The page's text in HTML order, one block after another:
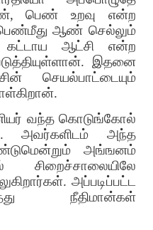
பெண் உறவு என்ற
பெண்மீது ஆண் செல்லும்
கட்டாய ஆட்சி என்ற
இதனை
செயல்பாட்டையும்
வந்த கொடுங்கோல்
அவர்களிடம் அந்த
அங்ஙனம்
சிறைச்சாலையிலே
அப்படிப்பட்ட
நீதிமான்கள்